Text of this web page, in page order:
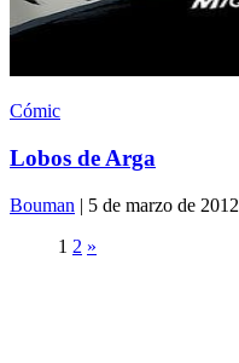
Cómic
Lobos de Arga
Bouman | 5 de marzo de 2012
1 2 »